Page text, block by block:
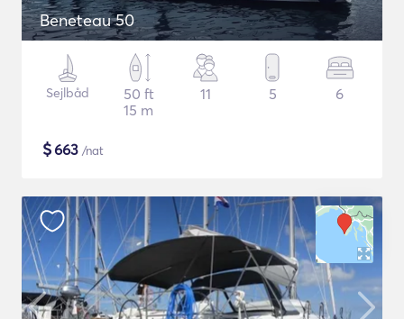
Beneteau 50
Sejlbåd
50 ft
15 m
11 5 6
$663 /nat